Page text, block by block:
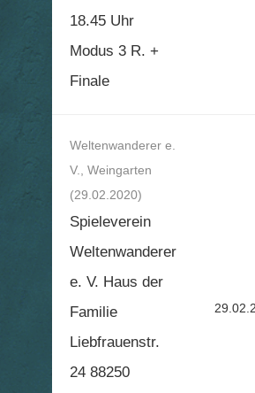
18.45 Uhr
Modus 3 R. +
Finale
Weltenwanderer e.
V., Weingarten
(29.02.2020)
Spieleverein
Weltenwanderer
e. V. Haus der
Familie
Liebfrauenstr.
24 88250